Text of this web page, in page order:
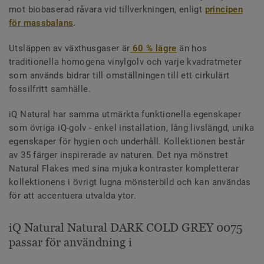
mot biobaserad råvara vid tillverkningen, enligt principen
för massbalans.
Utsläppen av växthusgaser är 60 % lägre än hos
traditionella homogena vinylgolv och varje kvadratmeter
som används bidrar till omställningen till ett cirkulärt
fossilfritt samhälle.
iQ Natural har samma utmärkta funktionella egenskaper
som övriga iQ-golv - enkel installation, lång livslängd, unika
egenskaper för hygien och underhåll. Kollektionen består
av 35 färger inspirerade av naturen. Det nya mönstret
Natural Flakes med sina mjuka kontraster kompletterar
kollektionens i övrigt lugna mönsterbild och kan användas
för att accentuera utvalda ytor.
iQ Natural Natural DARK COLD GREY 0075
passar för användning i